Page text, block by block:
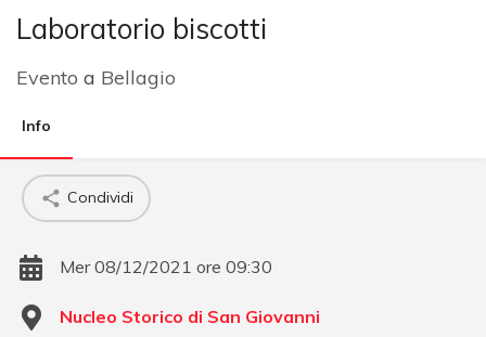
Laboratorio biscotti
Evento a Bellagio
Info
Condividi
Mer 08/12/2021 ore 09:30
Nucleo Storico di San Giovanni